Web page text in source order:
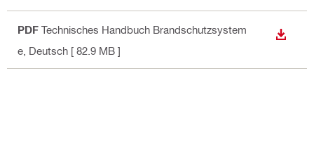
PDF Technisches Handbuch Brandschutzsystem
e , Deutsch [ 82.9 MB ]